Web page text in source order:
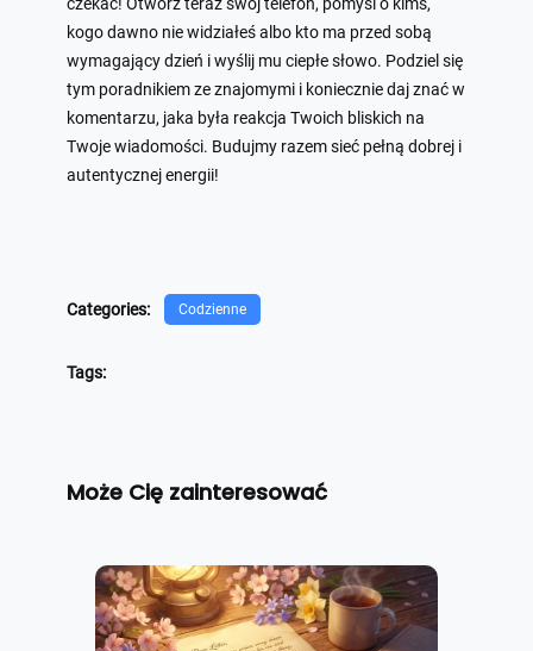
kogo dawno nie widziałeś albo kto ma przed sobą
wymagający dzień i wyślij mu ciepłe słowo. Podziel się
tym poradnikiem ze znajomymi i koniecznie daj znać w
komentarzu, jaka była reakcja Twoich bliskich na
Twoje wiadomości. Budujmy razem sieć pełną dobrej i
autentycznej energii!
Categories: Codzienne
Tags:
Może Cię zainteresować